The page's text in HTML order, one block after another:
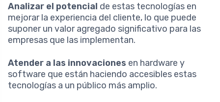
Analizar el potencial de estas tecnologías en
mejorar la experiencia del cliente, lo que puede
suponer un valor agregado significativo para las
empresas que las implementan.
Atender a las innovaciones en hardware y
software que están haciendo accesibles estas
tecnologías a un público más amplio.